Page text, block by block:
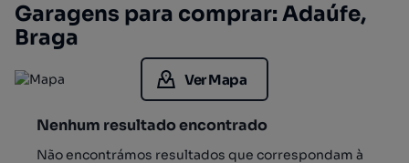
Garagens para comprar: Adaúfe,
Braga
Ver Mapa
Nenhum resultado encontrado
Não encontrámos resultados que correspondam à